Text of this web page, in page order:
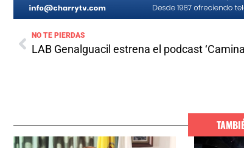
NO TE PIERDAS
LAB Genalguacil estrena el podcast